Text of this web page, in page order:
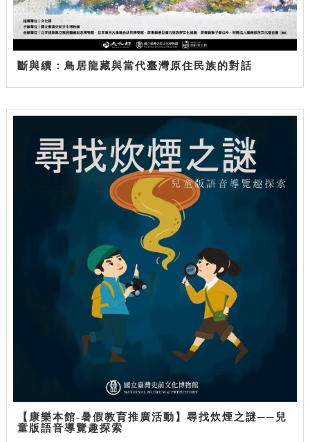
斷與續：鳥居龍藏與當代臺灣原住民族的對話
【康樂本館-暑假教育推廣活動】尋找炊煙之謎──兒
童版語音導覽趣探索